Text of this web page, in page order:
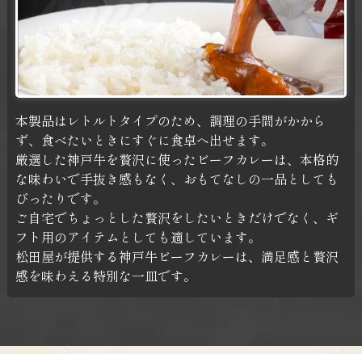
本製品はレトルトタイプのため、調理の手間がかから
ず、食べたいときにすぐに食卓へ出せます。
厳選した神戸牛を贅沢に使ったビーフカレーは、本格的
な味わいで手抜き感もなく、おもてなしの一品としても
ぴったりです。
ご自宅でちょっとした贅沢をしたいときだけでなく、ギ
フト用のアイテムとしても適しています。
松田屋が提供する神戸牛ビーフカレーは、満足感と贅沢
感を味わえる特別な一皿です。